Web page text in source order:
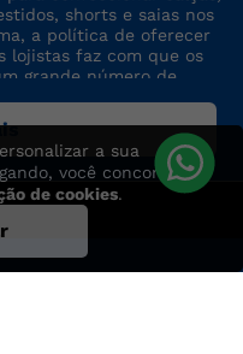
a sua
você concorda
de cookies.
shorts e saias nos
a política de oferecer
lojistas faz com que os
grande número de